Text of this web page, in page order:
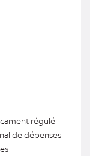
régulé
de dépenses